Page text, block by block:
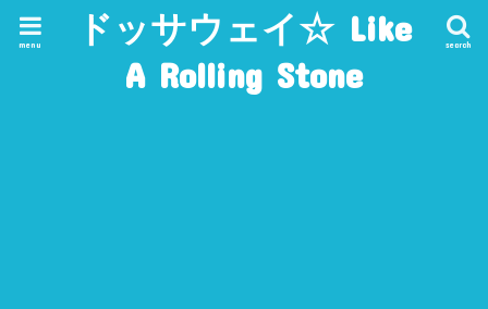
ドッサウェイ☆ Like
A Rolling Stone
search
menu